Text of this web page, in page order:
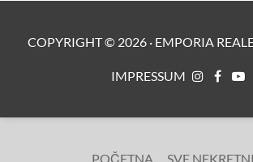
COPYRIGHT © 2026· EMPORIA
IMPRESSUM
POČETNA SVE